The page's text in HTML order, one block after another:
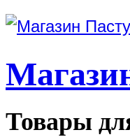
Товары